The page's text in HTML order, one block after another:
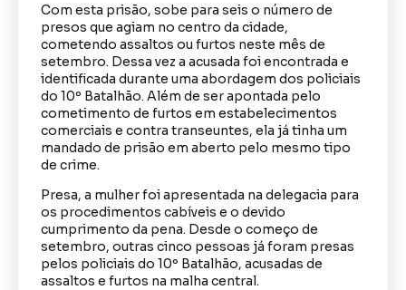
Com esta prisão, sobe para seis o número de
presos que agiam no centro da cidade,
cometendo assaltos ou furtos neste mês de
setembro. Dessa vez a acusada foi encontrada e
identificada durante uma abordagem dos policiais
do 10º Batalhão. Além de ser apontada pelo
cometimento de furtos em estabelecimentos
comerciais e contra transeuntes, ela já tinha um
mandado de prisão em aberto pelo mesmo tipo
de crime.
Presa, a mulher foi apresentada na delegacia para
os procedimentos cabíveis e o devido
cumprimento da pena. Desde o começo de
setembro, outras cinco pessoas já foram presas
pelos policiais do 10º Batalhão, acusadas de
assaltos e furtos na malha central.